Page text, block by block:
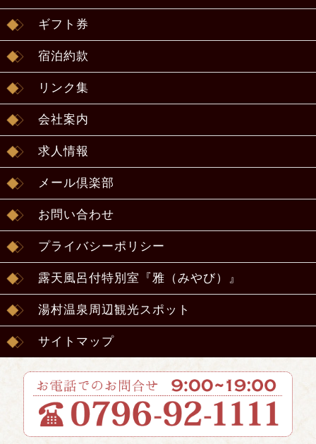
ギフト券
宿泊約款
リンク集
会社案内
求人情報
メール倶楽部
お問い合わせ
プライバシーポリシー
露天風呂付特別室『雅（みやび）』
湯村温泉周辺観光スポット
サイトマップ